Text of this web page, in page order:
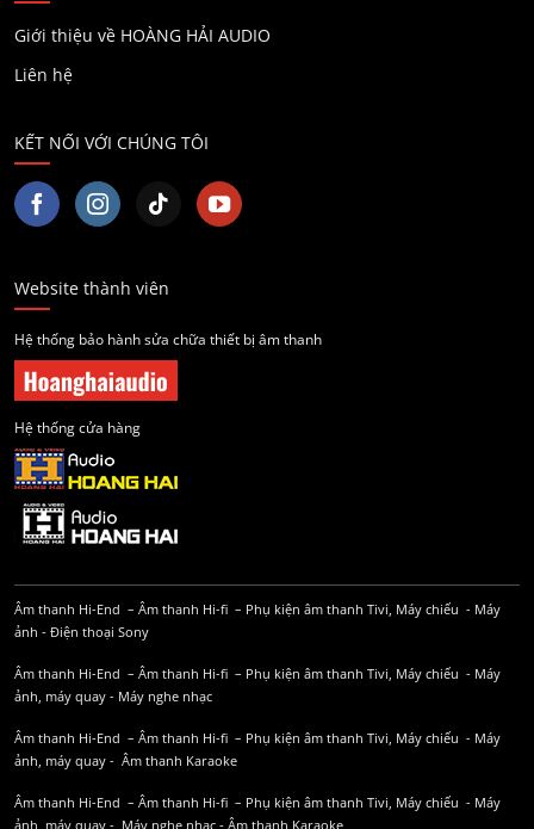
Giới thiệu về HOÀNG HẢI AUDIO
Liên hệ
KẾT NỐI VỚI CHÚNG TÔI
Website thành viên
Hệ thống bảo hành sửa chữa thiết bị âm thanh
Hệ thống cửa hàng
Âm thanh Hi-End – Âm thanh Hi-fi – Phụ kiện âm thanh Tivi, Máy chiếu - Máy
ảnh - Điện thoại Sony
Âm thanh Hi-End – Âm thanh Hi-fi – Phụ kiện âm thanh Tivi, Máy chiếu - Máy
ảnh, máy quay - Máy nghe nhạc
Âm thanh Hi-End – Âm thanh Hi-fi – Phụ kiện âm thanh Tivi, Máy chiếu - Máy
ảnh, máy quay - Âm thanh Karaoke
Âm thanh Hi-End – Âm thanh Hi-fi – Phụ kiện âm thanh Tivi, Máy chiếu - Máy
ảnh, máy quay - Máy nghe nhạc - Âm thanh Karaoke